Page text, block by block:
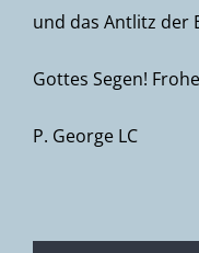
und das Antlitz der
Gottes Segen!
P. George LC